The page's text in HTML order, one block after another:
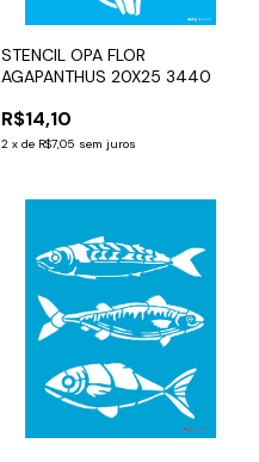
STENCIL OPA FLOR
AGAPANTHUS 20X25 3440
R$14,10
2 x de R$7,05 sem juros